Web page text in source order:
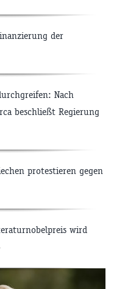
der
Nach
beschließt Regierung
protestieren gegen
wird